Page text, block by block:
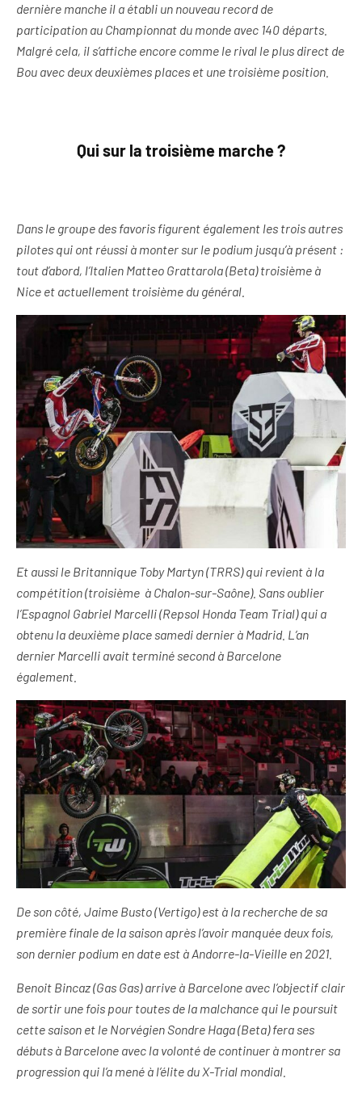
dernière manche il a établi un nouveau record de
participation au Championnat du monde avec 140 départs.
Malgré cela, il s’affiche encore comme le rival le plus direct de
Bou avec deux deuxièmes places et une troisième position.
Qui sur la troisième marche ?
Dans le groupe des favoris figurent également les trois autres
pilotes qui ont réussi à monter sur le podium jusqu’à présent :
tout d’abord, l’Italien Matteo Grattarola (Beta) troisième à
Nice et actuellement troisième du général.
Et aussi le Britannique Toby Martyn (TRRS) qui revient à la
compétition (troisième à Chalon-sur-Saône). Sans oublier
l’Espagnol Gabriel Marcelli (Repsol Honda Team Trial) qui a
obtenu la deuxième place samedi dernier à Madrid. L’an
dernier Marcelli avait terminé second à Barcelone
également.
De son côté, Jaime Busto (Vertigo) est à la recherche de sa
première finale de la saison après l’avoir manquée deux fois,
son dernier podium en date est à Andorre-la-Vieille en 2021.
Benoit Bincaz (Gas Gas) arrive à Barcelone avec l’objectif clair
de sortir une fois pour toutes de la malchance qui le poursuit
cette saison et le Norvégien Sondre Haga (Beta) fera ses
débuts à Barcelone avec la volonté de continuer à montrer sa
progression qui l’a mené à l’élite du X-Trial mondial.